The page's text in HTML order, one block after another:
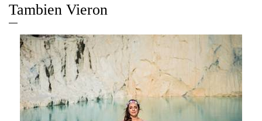
Tambien Vieron